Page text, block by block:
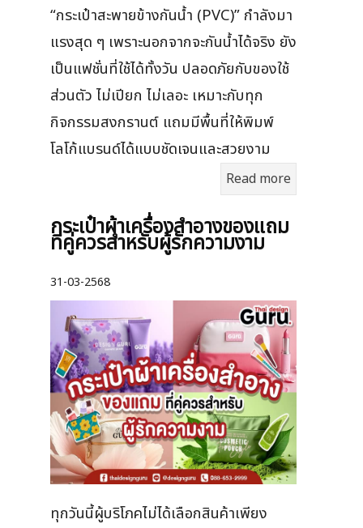
“กระเป๋าสะพายข้างกันน้ำ (PVC)” กำลังมา
แรงสุด ๆ เพราะนอกจากจะกันน้ำได้จริง ยัง
เป็นแฟชั่นที่ใช้ได้ทั้งวัน ปลอดภัยกับของใช้
ส่วนตัว ไม่เปียก ไม่เลอะ เหมาะกับทุก
กิจกรรมสงกรานต์ แถมมีพื้นที่ให้พิมพ์
โลโก้แบรนด์ได้แบบชัดเจนและสวยงาม
Read more
กระเป๋าผ้าเครื่องสําอางของแถม
ที่คู่ควรสำหรับผู้รักความงาม
31-03-2568
ทุกวันนี้ผู้บริโภคไม่ได้เลือกสินค้าเพียง